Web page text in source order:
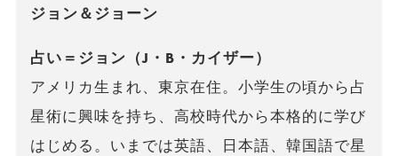
ジョン＆ジョーン
占い＝ジョン（J・B・カイザー）
アメリカ生まれ、東京在住。小学生の頃から占
星術に興味を持ち、高校時代から本格的に学び
はじめる。いまでは英語、日本語、韓国語で星